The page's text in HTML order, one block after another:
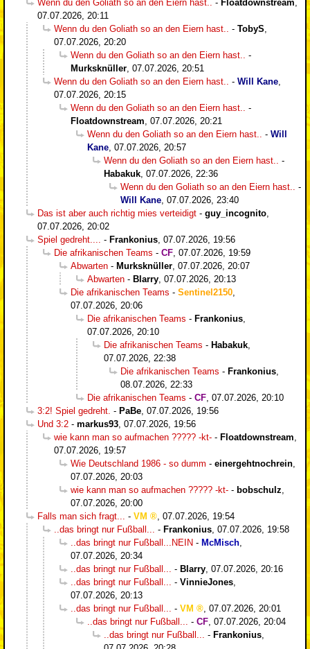
Wenn du den Goliath so an den Eiern hast.. - Floatdownstream
07.07.2026, 20:11
Wenn du den Goliath so an den Eiern hast..
- TobyS
07.07.2026, 20:20
Wenn du den Goliath so an den Eiern hast..
-
Murksknüller 07.07.2026, 20:51
Wenn du den Goliath so an den Eiern hast..
- Will Kane
07.07.2026, 20:15
Wenn du den Goliath so an den Eiern hast..
-
Floatdownstream 07.07.2026, 20:21
Wenn du den Goliath so an den Eiern hast..
- Will
Kane 07.07.2026, 20:57
Wenn du den Goliath so an den Eiern hast..
-
Habakuk 07.07.2026, 22:36
Wenn du den Goliath so an den Eiern hast..
-
Will Kane 07.07.2026, 23:40
Das ist aber auch richtig mies verteidigt - guy_incognito
07.07.2026, 20:02
Spiel gedreht....
- Frankonius 07.07.2026, 19:56
Die afrikanischen Teams - CF 07.07.2026, 19:59
Abwarten - Murksknüller 07.07.2026, 20:07
Abwarten - Blarry 07.07.2026, 20:13
Die afrikanischen Teams - Sentinel2150
07.07.2026, 20:06
Die afrikanischen Teams - Frankonius
07.07.2026, 20:10
Die afrikanischen Teams - Habakuk
07.07.2026, 22:38
Die afrikanischen Teams - Frankonius
08.07.2026, 22:33
Die afrikanischen Teams - CF 07.07.2026, 20:10
3:2! Spiel gedreht. - PaBe 07.07.2026, 19:56
Und 3:2 - markus93 07.07.2026, 19:56
wie kann man so aufmachen ????? -kt- - Floatdownstream
07.07.2026, 19:57
Wie Deutschland 1986 - so dumm - einergehtnochrein
07.07.2026, 20:03
wie kann man so aufmachen ????? -kt- - bobschulz
07.07.2026, 20:00
Falls man sich fragt...
- VM
07.07.2026, 19:54
..das bringt nur Fußball...
- Frankonius 07.07.2026, 19:58
..das bringt nur Fußball...NEIN - McMisch
07.07.2026, 20:34
..das bringt nur Fußball...
- Blarry 07.07.2026, 20:16
..das bringt nur Fußball...
- VinnieJones
07.07.2026, 20:13
..das bringt nur Fußball...
- VM
07.07.2026, 20:01
..das bringt nur Fußball...
- CF 07.07.2026, 20:04
..das bringt nur Fußball...
- Frankonius